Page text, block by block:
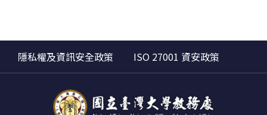
隱私權及資訊安全政策 ISO 27001 資安政策